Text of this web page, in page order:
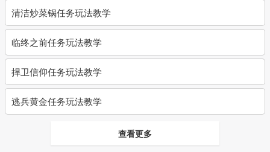
清洁炒菜锅任务玩法教学
临终之前任务玩法教学
捍卫信仰任务玩法教学
逃兵黄金任务玩法教学
查看更多